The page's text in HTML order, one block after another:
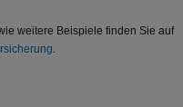
weitere Beispiele finden Sie auf
.